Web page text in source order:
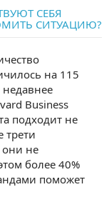
СЕБЯ
СИТУАЦИЮ?
на 115
недавнее
Business
подходит не
трети
они не
более 40%
поможет